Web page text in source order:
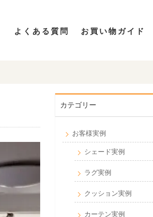
よくある質問 お買い物ガイド
カテゴリー
お客様実例
シェード実例
ラグ実例
クッション実例
カーテン実例